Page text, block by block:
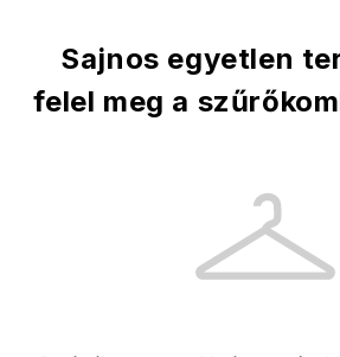
Sajnos egyetlen
felel meg a